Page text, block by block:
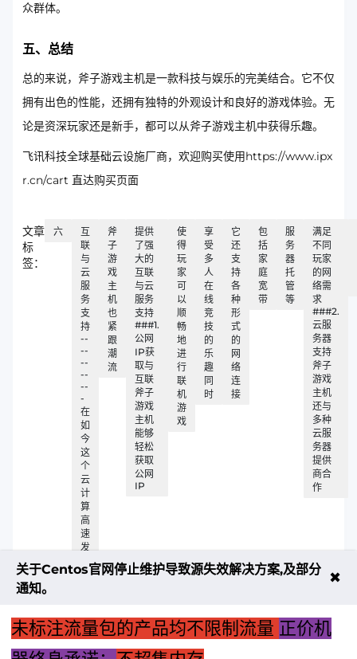
众群体。
五、总结
总的来说，斧子游戏主机是一款科技与娱乐的完美结合。它不仅
拥有出色的性能，还拥有独特的外观设计和良好的游戏体验。无
论是资深玩家还是新手，都可以从斧子游戏主机中获得乐趣。
飞讯科技全球基础云设施厂商，欢迎购买使用https://www.ipx
r.cn/cart 直达购买页面
文章
标
签：
六
互
联
与
云
服
务
支
持
--
--
--
--
--
-
在
如
今
这
个
云
计
算
高
速
发
展
的
斧
子
游
戏
主
机
也
紧
跟
潮
流
提供
了强
大的
互联
与云
服务
支持
###1.
公网
IP获
取与
互联
斧子
游戏
主机
能够
轻松
获取
公网
IP
使
得
玩
家
可
以
顺
畅
地
进
行
联
机
游
戏
享
受
多
人
在
线
竞
技
的
乐
趣
同
时
它
还
支
持
各
种
形
式
的
网
络
连
接
包
括
家
庭
宽
带
服
务
器
托
管
等
满足
不同
玩家
的网
络需
求
###2.
云服
务器
支持
斧子
游戏
主机
还与
多种
云服
务器
提供
商合
作
关于Centos官网停止维护导致源失效解决方案,及部分
通知。
✖
未标注流量包的产品均不限制流量 正价机